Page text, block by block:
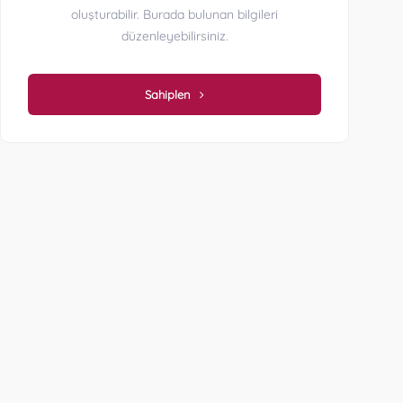
oluşturabilir. Burada bulunan bilgileri
düzenleyebilirsiniz.
Sahiplen